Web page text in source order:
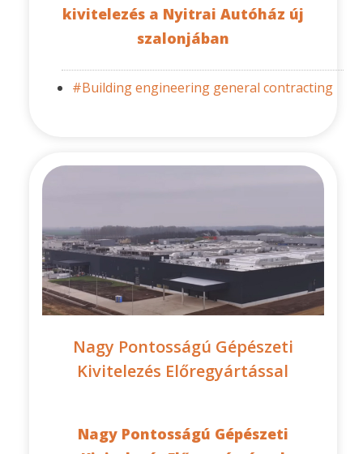
kivitelezés a Nyitrai Autóház új
szalonjában
#Building engineering general contracting
Nagy Pontosságú Gépészeti
Kivitelezés Előregyártással
Nagy Pontosságú Gépészeti